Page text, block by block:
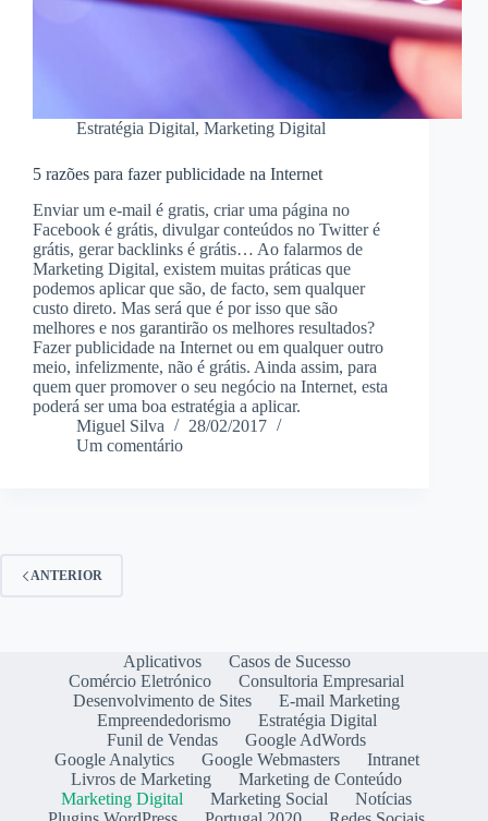
Estratégia Digital, Marketing Digital
5 razões para fazer publicidade na Internet
Enviar um e-mail é gratis, criar uma página no
Facebook é grátis, divulgar conteúdos no Twitter é
grátis, gerar backlinks é grátis… Ao falarmos de
Marketing Digital, existem muitas práticas que
podemos aplicar que são, de facto, sem qualquer
custo direto. Mas será que é por isso que são
melhores e nos garantirão os melhores resultados?
Fazer publicidade na Internet ou em qualquer outro
meio, infelizmente, não é grátis. Ainda assim, para
quem quer promover o seu negócio na Internet, esta
poderá ser uma boa estratégia a aplicar.
Miguel Silva
28/02/2017
Um comentário
ANTERIOR
Aplicativos
Casos de Sucesso
Comércio Eletrónico
Consultoria Empresarial
Desenvolvimento de Sites
E-mail Marketing
Empreendedorismo
Estratégia Digital
Funil de Vendas
Google AdWords
Google Analytics
Google Webmasters
Intranet
Livros de Marketing
Marketing de Conteúdo
Marketing Digital
Marketing Social
Notícias